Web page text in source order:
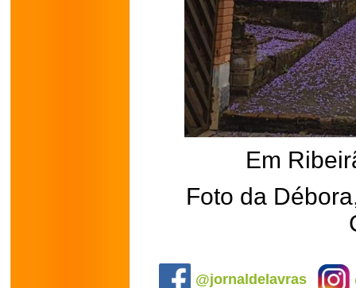
Em
Foto da
@jornaldelavras